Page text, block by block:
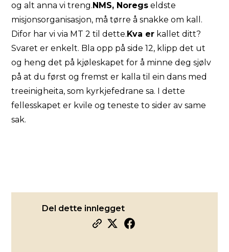
og alt anna vi treng.NMS, Noregs eldste
misjonsorganisasjon, må tørre å snakke om kall.
Difor har vi via MT 2 til dette.Kva er kallet ditt?
Svaret er enkelt. Bla opp på side 12, klipp det ut
og heng det på kjøleskapet for å minne deg sjølv
på at du først og fremst er kalla til ein dans med
treeinigheita, som kyrkjefedrane sa. I dette
fellesskapet er kvile og teneste to sider av same
sak.
Del dette innlegget